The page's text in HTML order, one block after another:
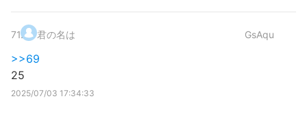
71. 君の名は GsAqu
>>69
25
2025/07/03 17:34:33